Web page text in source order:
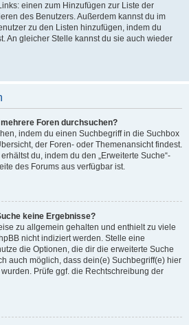
einen zum Hinzufügen zur Liste der
des Benutzers. Außerdem kannst du im
zu den Listen hinzufügen, indem du
An gleicher Stelle kannst du sie auch wieder
Foren durchsuchen?
indem du einen Suchbegriff in die Suchbox
der Foren- oder Themenansicht findest.
du, indem du den „Erweiterte Suche“-
des Forums aus verfügbar ist.
keine Ergebnisse?
zu allgemein gehalten und enthielt zu viele
nicht indiziert werden. Stelle eine
die Optionen, die dir die erweiterte Suche
auch möglich, dass dein(e) Suchbegriff(e) hier
Prüfe ggf. die Rechtschreibung der